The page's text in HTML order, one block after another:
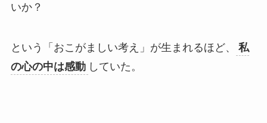
いか？
という「おこがましい考え」が生まれるほど、
私
の心の中は感動 していた。